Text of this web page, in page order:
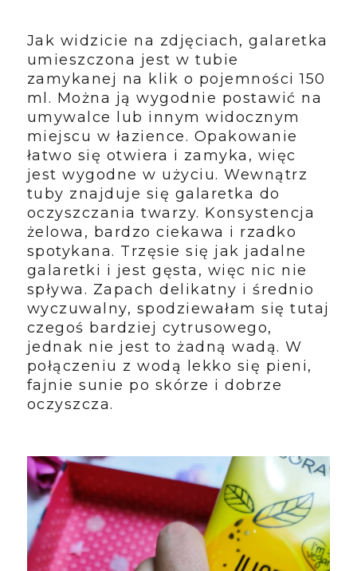
Jak widzicie na zdjęciach, galaretka
umieszczona jest w tubie
zamykanej na klik o pojemności 150
ml. Można ją wygodnie postawić na
umywalce lub innym widocznym
miejscu w łazience. Opakowanie
łatwo się otwiera i zamyka, więc
jest wygodne w użyciu. Wewnątrz
tuby znajduje się galaretka do
oczyszczania twarzy. Konsystencja
żelowa, bardzo ciekawa i rzadko
spotykana. Trzęsie się jak jadalne
galaretki i jest gęsta, więc nic nie
spływa. Zapach delikatny i średnio
wyczuwalny, spodziewałam się tutaj
czegoś bardziej cytrusowego,
jednak nie jest to żadną wadą. W
połączeniu z wodą lekko się pieni,
fajnie sunie po skórze i dobrze
oczyszcza.